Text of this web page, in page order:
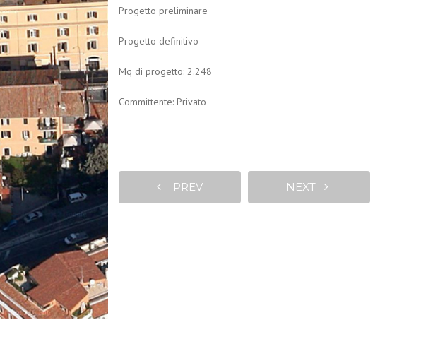
Progetto preliminare
Progetto definitivo
Mq di progetto: 2.248
Committente: Privato
PREV NEXT